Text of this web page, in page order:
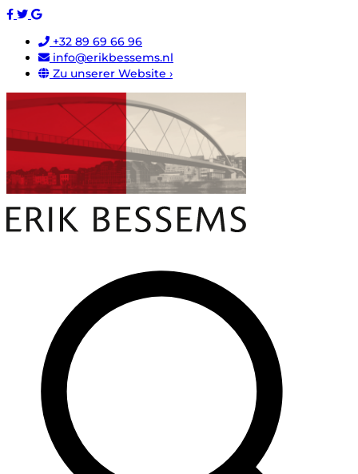
+32 89 69 66 96
info@erikbessems.nl
Zu unserer Website ›